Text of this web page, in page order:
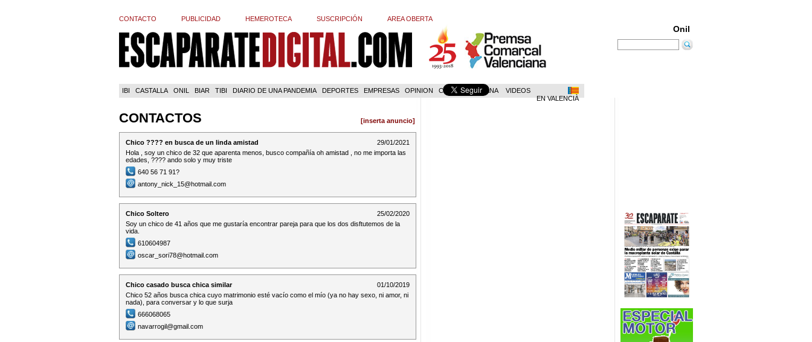
CONTACTO PUBLICIDAD HEMEROTECA SUSCRIPCIÓN AREA OBERTA
Onil
IBI CASTALLA ONIL BIAR TIBI DIARIO DE UNA PANDEMIA DEPORTES EMPRESAS OPINION COM. VALENCIANA
VIDEOS
EN VALENCIÀ
CONTACTOS [inserta anuncio]
Chico ???? en busca de un linda amistad
29/01/2021
Hola , soy un chico de 32 que aparenta menos, busco compañía oh amistad , no me importa las
edades, ???? ando solo y muy triste
640 56 71 91?
antony_nick_15@hotmail.com
Chico Soltero
25/02/2020
Soy un chico de 41 años que me gustaría encontrar pareja para que los dos disftutemos de la
vida.
610604987
oscar_sori78@hotmail.com
Chico casado busca chica similar
01/10/2019
Chico 52 años busca chica cuyo matrimonio esté vacío como el mío (ya no hay sexo, ni amor, ni
nada), para conversar y lo que surja
666068065
navarrogil@gmail.com